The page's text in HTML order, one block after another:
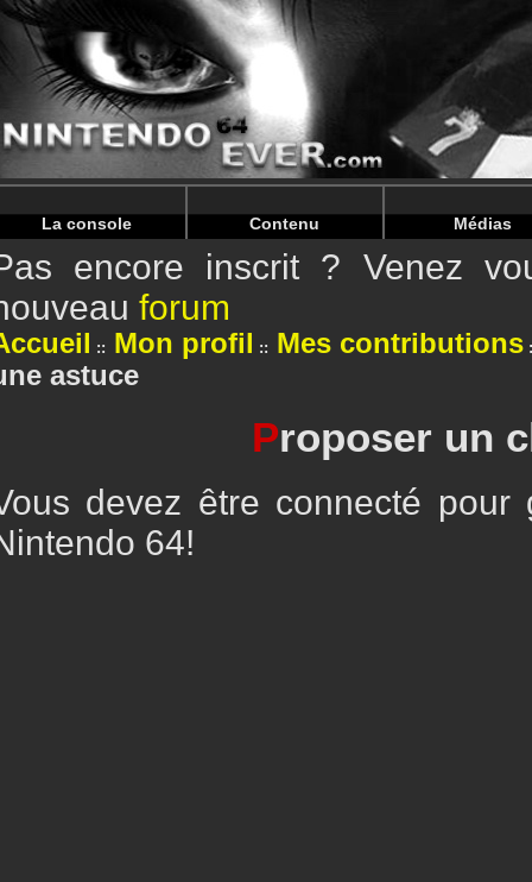
Warning: Undefined array key "HTTP_REFERER" in /
Warning: Undefined array key "HTTP_REFERER" in /
La console Contenu Médias
encore inscrit ? Venez
forum
Mon profil
Mes contributions
astuce
Proposer un
devez être connecté pour
64!